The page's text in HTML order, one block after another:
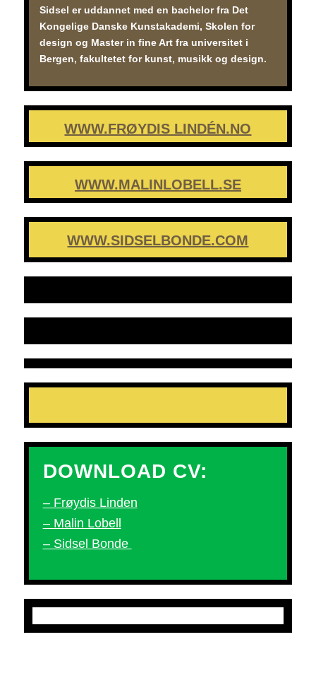
Sidsel er uddannet med en bachelor fra Det
Kongelige Danske Kunstakademi, Skolen for
design og Master in fine Art fra universitet i
Bergen, fakultetet for kunst, musikk og design.
WWW.FRØYDIS LINDÉN.NO
WWW.MALINLOBELL.SE
WWW.SIDSELBONDE.COM
DOWNLOAD CV:
– Frøydis Linden
– Malin Lobell
– Sidsel Bonde